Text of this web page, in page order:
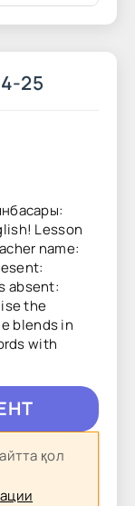
25
Lesson
name:
absent:
the
blends in
with
қол